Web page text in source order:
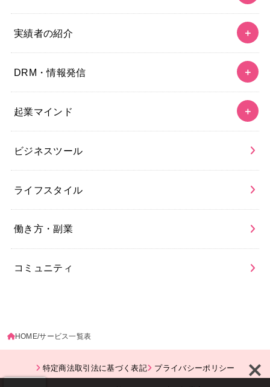
実績者の紹介
DRM・情報発信
起業マインド
ビジネスツール
ライフスタイル
働き方・副業
コミュニティ
HOME サービス一覧表
特定商法取引法に基づく表記 プライバシーポリシー